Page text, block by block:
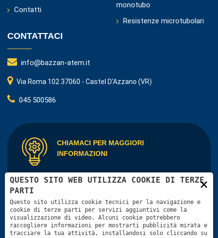
Contatti
monotubo
Resistenze microtubolari
CONTATTACI
info@bazzan-atem.it
Via Roma 102 37060 - Castel D'Azzano (VR)
045 500586
CHIAMACI PER MAGGIORI
INFORMAZIONI
L’azienda è in grado di fornire applicazioni elettriche
personalizzate
Contattaci
×
QUESTO SITO WEB UTILIZZA COOKIE DI TERZE
PARTI
Questo sito utilizza cookie tecnici per la navigazione e
cookie di terze parti per servizi aggiuntivi come la
visualizzazione di video. Alcuni cookie potrebbero
raccogliere informazioni per mostrarti pubblicità mirata e
tracciare la tua attività, installandosi solo cliccando su